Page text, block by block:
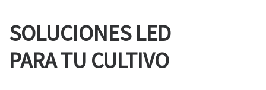
SOLUCIONES LED
PARA TU CULTIVO